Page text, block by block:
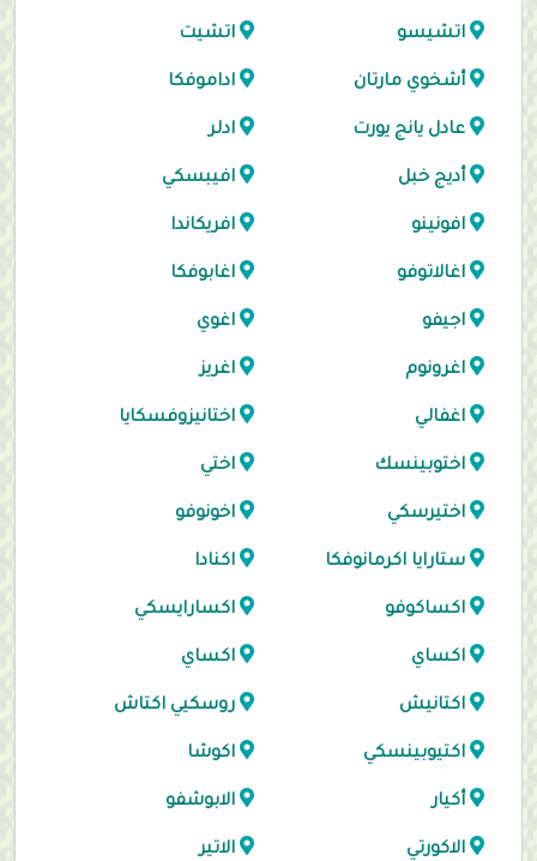
اتشيسو اتشيت
أشخوي مارتان اداموفكا
عادل يانج يورت ادلر
أديج خبل افيبسكي
افونينو افريكاندا
اغالاتوفو اغابوفكا
اجيفو اغوي
اغرونوم اغريز
اغفالي اختانيزوفسكايا
اختوبينسك اختي
اختيرسكي اخونوفو
ستارايا اكرمانوفكا اكنادا
اكساكوفو اكسارايسكي
اكساي اكساي
اكتانيش روسكيي اكتاش
اكتيوبينسكي اكوشا
أكيار الابوشفو
الاكورتي الاتير